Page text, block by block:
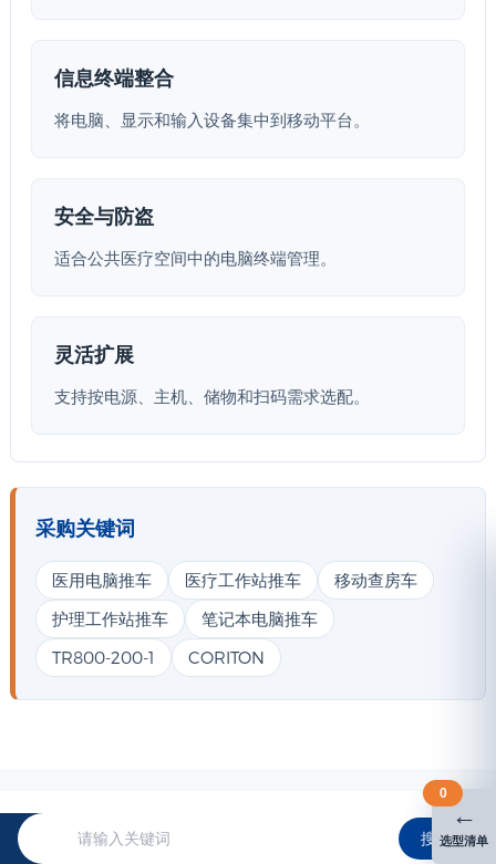
信息终端整合
将电脑、显示和输入设备集中到移动平台。
安全与防盗
适合公共医疗空间中的电脑终端管理。
灵活扩展
支持按电源、主机、储物和扫码需求选配。
采购关键词
医用电脑推车 医疗工作站推车
移动查房车
护理工作站推车
笔记本电脑推车
TR800-200-1
CORITON
搜索
←
选型清单
0